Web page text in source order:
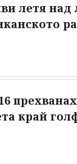
летя
край